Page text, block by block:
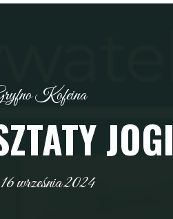
Kofeina
JOGI
16 września 2024